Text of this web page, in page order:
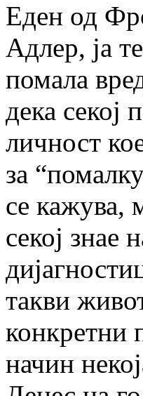
Еден од
Адлер, ја
помала
дека секој
личност
за
се кажува,
секој знае
такви
конкретни
начин